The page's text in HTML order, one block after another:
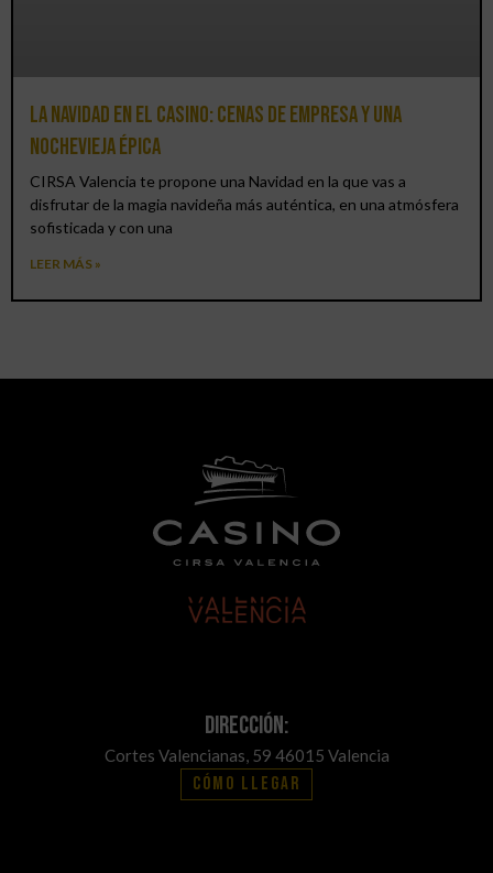
La Navidad en el Casino: cenas de empresa y una
Nochevieja épica
CIRSA Valencia te propone una Navidad en la que vas a
disfrutar de la magia navideña más auténtica, en una atmósfera
sofisticada y con una
LEER MÁS »
Dirección:
Cortes Valencianas, 59 46015 Valencia
Cómo llegar